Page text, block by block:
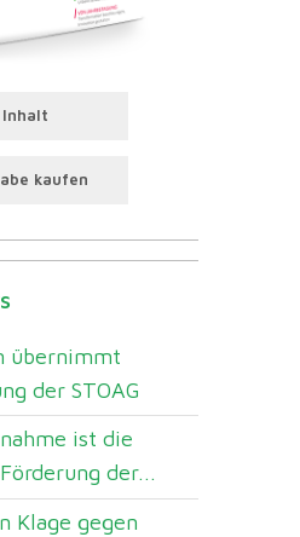
Inhalt
kaufen
übernimmt
der STOAG
ist die
der...
Klage gegen